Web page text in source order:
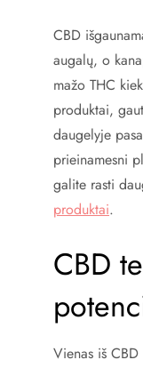
CBD
augalų, o
mažo THC
produktai,
daugelyje
prieinamesni
galite rasti
produktai.
CBD
Vienas iš